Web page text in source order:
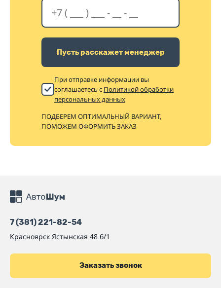
Пусть расскажет менеджер
При отправке информации вы
соглашаетесь с Политикой обработки
персональных данных
ПОДБЕРЕМ ОПТИМАЛЬНЫЙ ВАРИАНТ,
ПОМОЖЕМ ОФОРМИТЬ ЗАКАЗ
7 (381) 221-82-54
Красноярск Ястынская 48 б/1
Заказать звонок